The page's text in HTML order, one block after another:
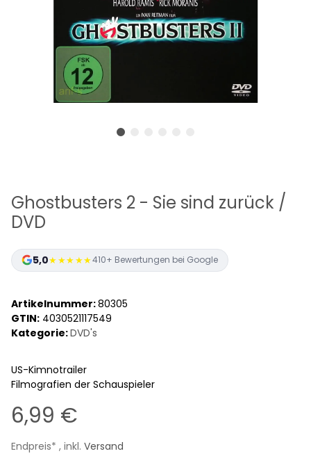
Ghostbusters 2 - Sie sind zurück /
DVD
5,0★★★★★410+ Bewertungen bei Google
Artikelnummer:80305
GTIN: 4030521117549
Kategorie:DVD's
US-Kimnotrailer
Filmografien der Schauspieler
6,99 €
Endpreis* , inkl. Versand